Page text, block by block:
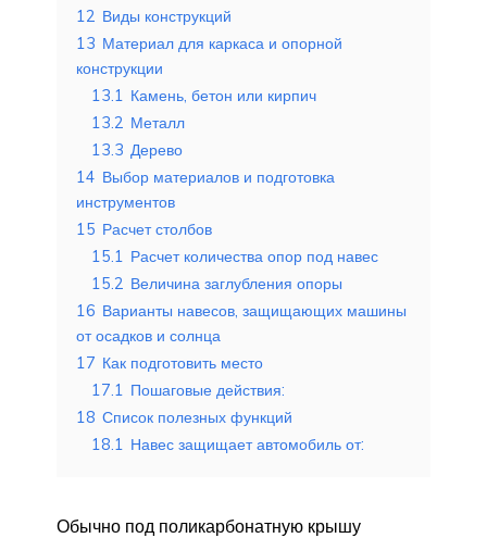
12 Виды конструкций
13 Материал для каркаса и опорной
конструкции
13.1 Камень, бетон или кирпич
13.2 Металл
13.3 Дерево
14 Выбор материалов и подготовка
инструментов
15 Расчет столбов
15.1 Расчет количества опор под навес
15.2 Величина заглубления опоры
16 Варианты навесов, защищающих машины
от осадков и солнца
17 Как подготовить место
17.1 Пошаговые действия:
18 Список полезных функций
18.1 Навес защищает автомобиль от:
Обычно под поликарбонатную крышу